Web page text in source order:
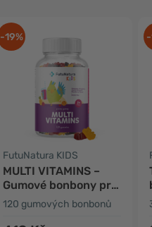
-19%
FutuNatura KIDS
MULTI VITAMINS –
Gumové bonbony pro
děti s multivitamíny
120 gumových bonbonů